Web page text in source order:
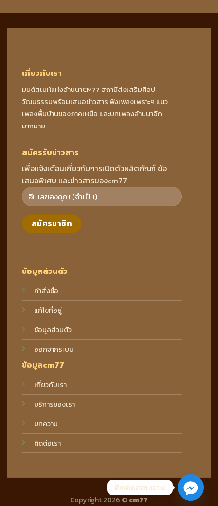
เกี่ยวกับเรา
มนต์สเนห์แห่งล้านนาCM77 สถานีส่งเสริมศิลป
วัฒนธรรมพร้อมเสนอข่าวสาร ฟังเพลงเพราะๆ แนว
เพลงพื้นบ้านของภาคเหนือ และบทเพลงล้านนาอีก
มากมาย
ข้อมูลส่วนตัว
คำสั่งซื้อ
แก้ไขที่อยู่
ข้อมูลส่วนตัว
ออกจากระบบ
ข้อมูลcm77
เกี่ยวกับเรา
บริการของเรา
บทความ
ติดต่อเรา
สมัครรับข่าวสาร
เพื่อแจ้งเตือนเกี่ยวกับการเปิดตัวผลิตภัณฑ์ ข้อ
เสนอพิเศษ และข่าวสารของcm77
Copyright 2026 © cm77
ติดต่อสอบถาม